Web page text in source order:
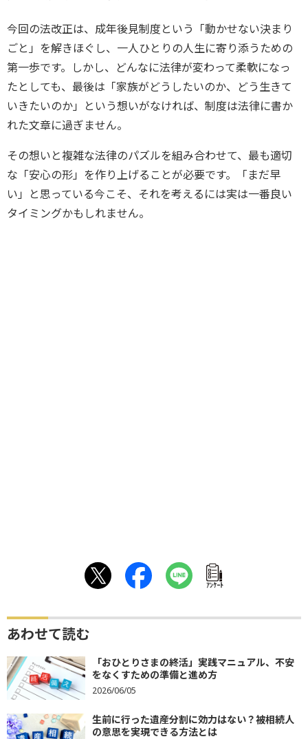
今回の法改正は、成年後見制度という「動かせない決まり
ごと」を解きほぐし、一人ひとりの人生に寄り添うための
第一歩です。しかし、どんなに法律が変わって柔軟になっ
たとしても、最後は「家族がどうしたいのか、どう生きて
いきたいのか」という想いがなければ、制度は法律に書か
れた文章に過ぎません。
その想いと複雑な法律のパズルを組み合わせて、最も適切
な「安心の形」を作り上げることが必要です。「まだ早
い」と思っている今こそ、それを考えるには実は一番良い
タイミングかもしれません。
ｱﾝｹｰﾄ
あわせて読む
「おひとりさまの終活」実践マニュアル、不安
をなくすための準備と進め方
2026/06/05
生前に行った遺産分割に効力はない？被相続人
の意思を実現できる方法とは